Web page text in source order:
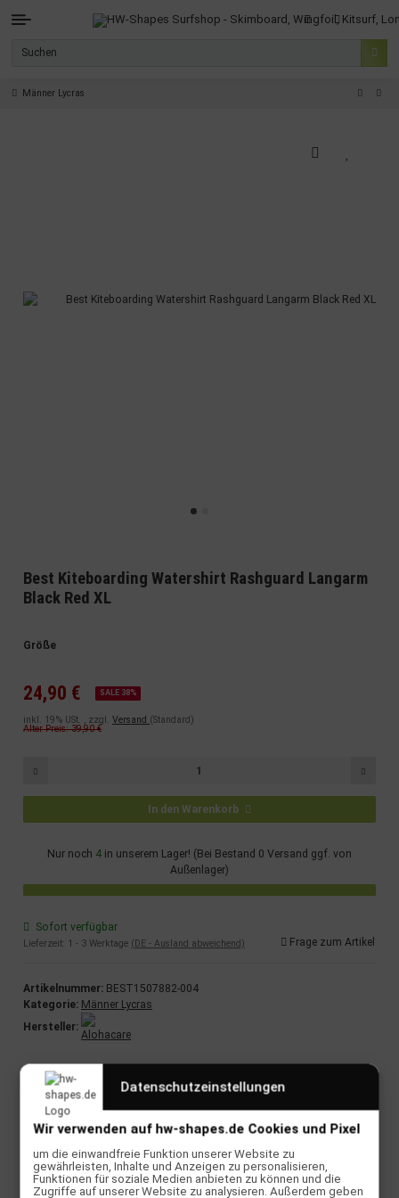
Männer Lycras
Best Kiteboarding Watershirt Rashguard Langarm
Black Red XL
Größe
24,90 € SALE 38%
inkl. 19% USt. , zzgl. Versand (Standard)
Alter Preis: 39,90 €
In den Warenkorb
Nur noch 4 in unserem Lager! (Bei Bestand 0 Versand ggf. von
Außenlager)
Sofort verfügbar
Lieferzeit: 1 - 3 Werktage (DE - Ausland abweichend) Frage zum Artikel
Artikelnummer: BEST1507882-004
Kategorie: Männer Lycras
Hersteller:
Beschreibung
Ein super loosefit Surfshirt mit UPF 50+ UV Schutz und hoher
TECHNISCHE DETAILS
Datenschutzeinstellungen
Wir verwenden auf hw-shapes.de Cookies und Pixel
um die einwandfreie Funktion unserer Website zu
gewährleisten, Inhalte und Anzeigen zu personalisieren,
Funktionen für soziale Medien anbieten zu können und die
Zugriffe auf unserer Website zu analysieren. Außerdem geben